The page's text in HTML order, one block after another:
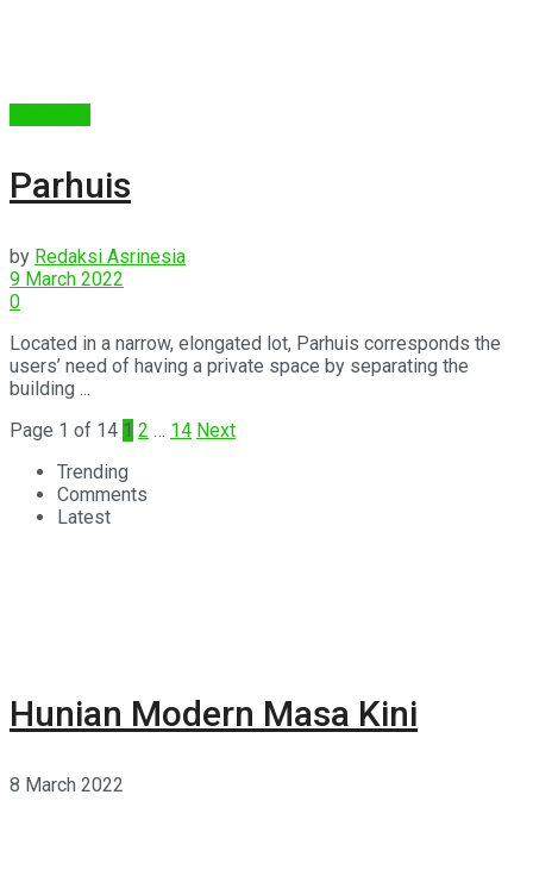
Parhuis
by Redaksi Asrinesia
9 March 2022
0
Located in a narrow, elongated lot, Parhuis corresponds the
users’ need of having a private space by separating the
building ...
Page 1 of 14 1 2 … 14 Next
Trending
Comments
Latest
Hunian Modern Masa Kini
8 March 2022